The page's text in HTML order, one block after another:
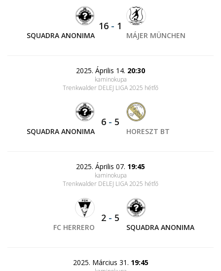
SQUADRA ANONIMA
16 - 1
MÁJER MÜNCHEN
2025. Április 14. 20:30
kaminokupa
Trenkwalder DELEJ LIGA 2025 hétfő
SQUADRA ANONIMA
6 - 5
HORESZT BT
2025. Április 07. 19:45
kaminokupa
Trenkwalder DELEJ LIGA 2025 hétfő
FC HERRERO
2 - 5
SQUADRA ANONIMA
2025. Március 31. 19:45